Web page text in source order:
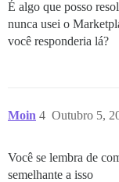
É algo que posso
nunca usei o
você responderia lá?
Moin Outubro 5,
4
Você se lembra de
semelhante a isso